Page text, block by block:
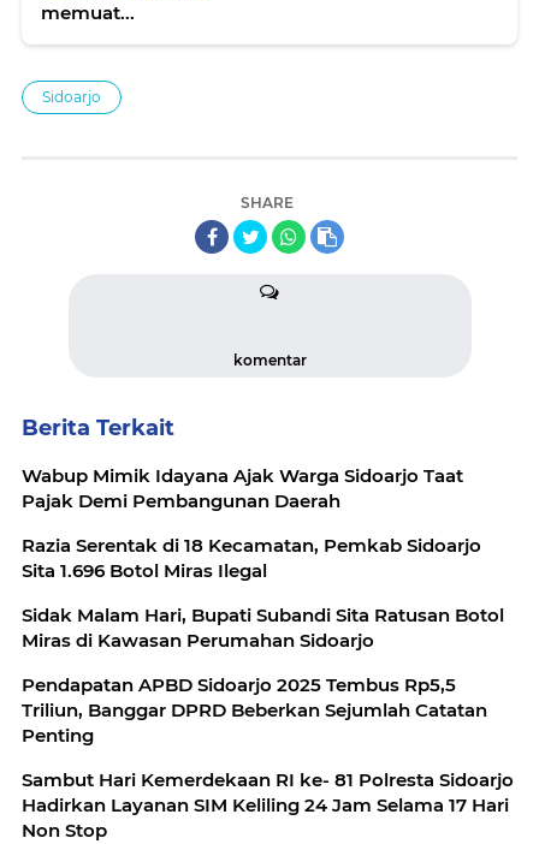
memuat...
Sidoarjo
SHARE
komentar
Berita Terkait
Wabup Mimik Idayana Ajak Warga Sidoarjo Taat
Pajak Demi Pembangunan Daerah
Razia Serentak di 18 Kecamatan, Pemkab Sidoarjo
Sita 1.696 Botol Miras Ilegal
Sidak Malam Hari, Bupati Subandi Sita Ratusan Botol
Miras di Kawasan Perumahan Sidoarjo
Pendapatan APBD Sidoarjo 2025 Tembus Rp5,5
Triliun, Banggar DPRD Beberkan Sejumlah Catatan
Penting
Sambut Hari Kemerdekaan RI ke- 81 Polresta Sidoarjo
Hadirkan Layanan SIM Keliling 24 Jam Selama 17 Hari
Non Stop